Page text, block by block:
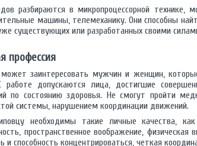
разбираются в микропроцессорной технике,
машины, телемеханику. Они способны
существующих или разработанных своими
профессия
может заинтересовать мужчин и женщин,
работе допускаются лица, достигшие
по состоянию здоровья. Не смогут пройти
системы, нарушением координации движений.
необходимы такие личные качества, как
пространственное воображение, физическая
способность концентрироваться, четкая